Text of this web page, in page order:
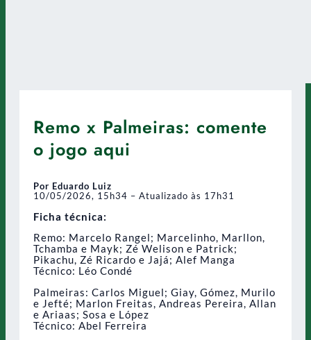
Remo x Palmeiras: comente
o jogo aqui
Por Eduardo Luiz
10/05/2026, 15h34 – Atualizado às 17h31
Ficha técnica:
Remo: Marcelo Rangel; Marcelinho, Marllon,
Tchamba e Mayk; Zé Welison e Patrick;
Pikachu, Zé Ricardo e Jajá; Alef Manga
Técnico: Léo Condé
Palmeiras: Carlos Miguel; Giay, Gómez, Murilo
e Jefté; Marlon Freitas, Andreas Pereira, Allan
e Ariaas; Sosa e López
Técnico: Abel Ferreira